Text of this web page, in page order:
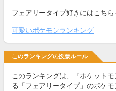
フェアリータイプ好きにはこちら
可愛いポケモンランキング
このランキングの投票ルール
このランキングは、『ポケット
る「フェアリータイプ」のポケ